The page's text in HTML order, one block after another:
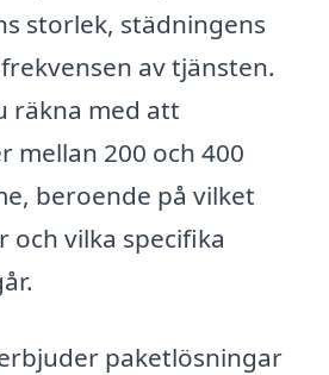
storlek, städningens
av tjänsten.
räkna med att
mellan 200 och 400
beroende på vilket
och vilka specifika
paketlösningar